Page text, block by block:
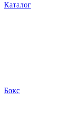
Каталог
Бокс